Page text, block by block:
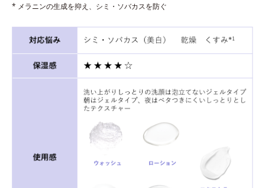
* メラニンの生成を抑え、シミ・ソバカスを防ぐ